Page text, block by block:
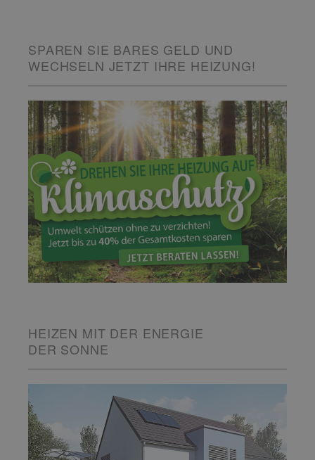
SPAREN SIE BARES GELD UND
WECHSELN JETZT IHRE HEIZUNG!
HEIZEN MIT DER ENERGIE
DER SONNE